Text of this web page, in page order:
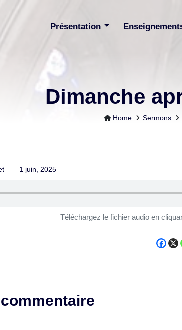
Présentation
Dimanche
Home Sermons
1 juin, 2025
Téléchargez le fichier audio en